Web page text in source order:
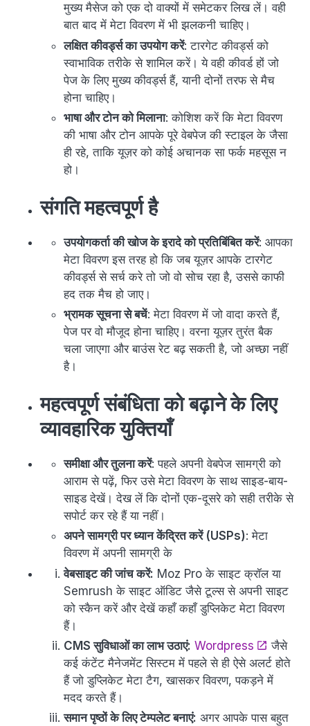
मुख्य मैसेज को एक दो वाक्यों में समेटकर लिख लें। वही
बात बाद में मेटा विवरण में भी झलकनी चाहिए।
लक्षित कीवर्ड्स का उपयोग करें: टारगेट कीवर्ड्स को
स्वाभाविक तरीके से शामिल करें। ये वही कीवर्ड हों जो
पेज के लिए मुख्य कीवर्ड्स हैं, यानी दोनों तरफ से मैच
होना चाहिए।
भाषा और टोन को मिलाना: कोशिश करें कि मेटा विवरण
की भाषा और टोन आपके पूरे वेबपेज की स्टाइल के जैसा
ही रहे, ताकि यूज़र को कोई अचानक सा फर्क महसूस न
हो।
संगति महत्वपूर्ण है
उपयोगकर्ता की खोज के इरादे को प्रतिबिंबित करें: आपका
मेटा विवरण इस तरह हो कि जब यूज़र आपके टारगेट
कीवर्ड्स से सर्च करे तो जो वो सोच रहा है, उससे काफी
हद तक मैच हो जाए।
भ्रामक सूचना से बचें: मेटा विवरण में जो वादा करते हैं,
पेज पर वो मौजूद होना चाहिए। वरना यूज़र तुरंत बैक
चला जाएगा और बाउंस रेट बढ़ सकती है, जो अच्छा नहीं
है।
महत्वपूर्ण संबंधिता को बढ़ाने के लिए
व्यावहारिक युक्तियाँ
समीक्षा और तुलना करें: पहले अपनी वेबपेज सामग्री को
आराम से पढ़ें, फिर उसे मेटा विवरण के साथ साइड-बाय-
साइड देखें। देख लें कि दोनों एक-दूसरे को सही तरीके से
सपोर्ट कर रहे हैं या नहीं।
अपने सामग्री पर ध्यान केंद्रित करें (USPs): मेटा
विवरण में अपनी सामग्री के
वेबसाइट की जांच करें: Moz Pro के साइट क्रॉल या
Semrush के साइट ऑडिट जैसे टूल्स से अपनी साइट
को स्कैन करें और देखें कहाँ कहाँ डुप्लिकेट मेटा विवरण
हैं।
CMS सुविधाओं का लाभ उठाएं: Wordpress
जैसे
कई कंटेंट मैनेजमेंट सिस्टम में पहले से ही ऐसे अलर्ट होते
हैं जो डुप्लिकेट मेटा टैग, खासकर विवरण, पकड़ने में
मदद करते हैं।
समान पृष्ठों के लिए टेम्पलेट बनाएं: अगर आपके पास बहुत